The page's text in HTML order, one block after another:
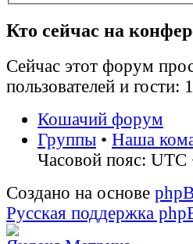
Кто сейчас на
Сейчас этот форум
пользователей и гости: 1
Кошачий форум
Группы • Наша
Часовой пояс: UTC
Создано на основе
Русская поддержка